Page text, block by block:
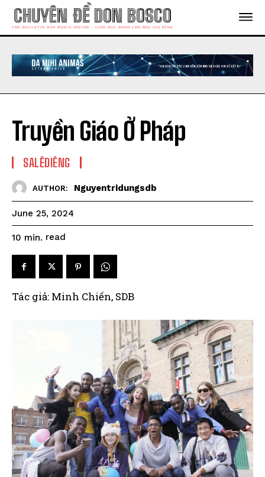
CHUYÊN ĐỀ DON BOSCO
THE BULLETIN DON BOSCO ONLINE - GIÁO DỤC DÀNH CHO MỌI GIA ĐÌNH
Truyền Giáo Ở Pháp
SALÊDIÊNG
AUTHOR: Nguyentridungsdb
June 25, 2024
10 min. read
Tác giả: Minh Chiến, SDB